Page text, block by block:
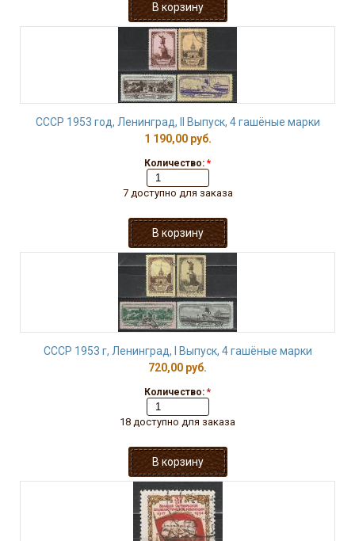
СССР 1953 год, Ленинград, II Выпуск, 4 гашёные марки
1 190,00 руб.
Количество: *
7 доступно для заказа
СССР 1953 г, Ленинград, I Выпуск, 4 гашёные марки
720,00 руб.
Количество: *
18 доступно для заказа